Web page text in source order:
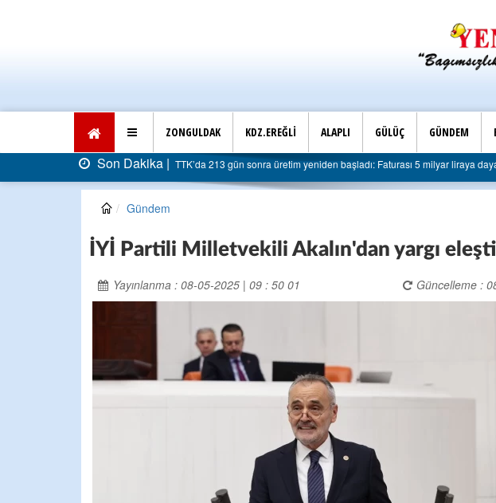
ZONGULDAK KDZ.EREĞLİ ALAPLI GÜLÜÇ GÜNDEM
Son Dakika |TTK’da 213 gün sonra üretim yeniden başladı: Faturası 5 milyar liraya dayandı
Gündem
İYİ Partili Milletvekili Akalın'dan yargı
Yayınlanma : 08-05-2025 | 09 : 50 01 Güncelleme :